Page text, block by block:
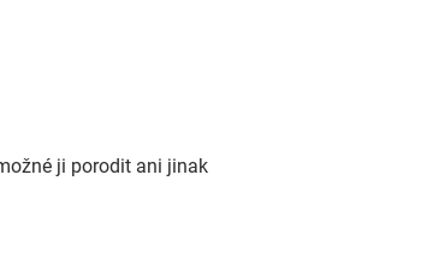
ji porodit ani jinak